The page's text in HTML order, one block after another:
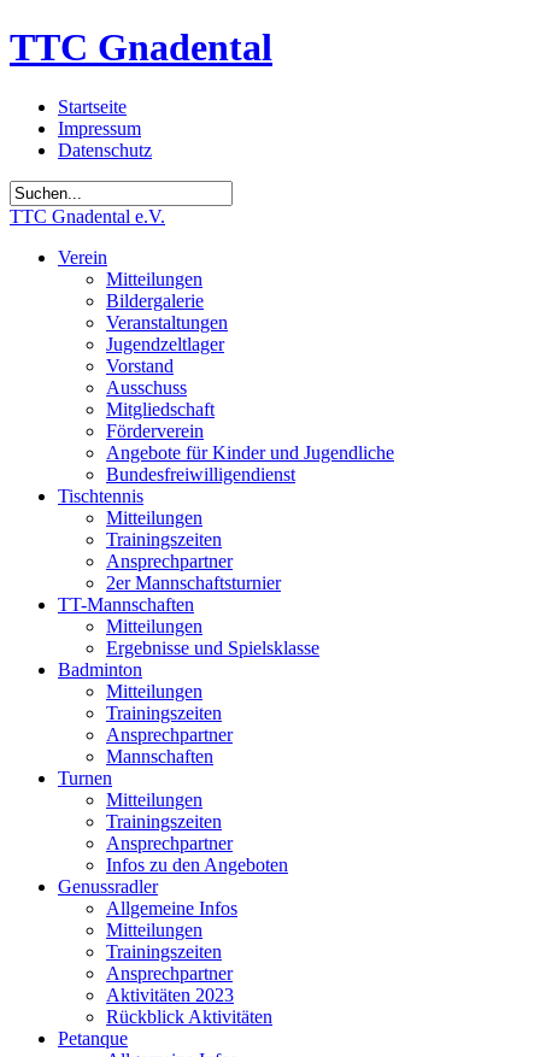
TTC Gnadental
Startseite
Impressum
Datenschutz
TTC Gnadental e.V.
Verein
Mitteilungen
Bildergalerie
Veranstaltungen
Jugendzeltlager
Vorstand
Ausschuss
Mitgliedschaft
Förderverein
Angebote für Kinder und Jugendliche
Bundesfreiwilligendienst
Tischtennis
Mitteilungen
Trainingszeiten
Ansprechpartner
2er Mannschaftsturnier
TT-Mannschaften
Mitteilungen
Ergebnisse und Spielsklasse
Badminton
Mitteilungen
Trainingszeiten
Ansprechpartner
Mannschaften
Turnen
Mitteilungen
Trainingszeiten
Ansprechpartner
Infos zu den Angeboten
Genussradler
Allgemeine Infos
Mitteilungen
Trainingszeiten
Ansprechpartner
Aktivitäten 2023
Rückblick Aktivitäten
Petanque